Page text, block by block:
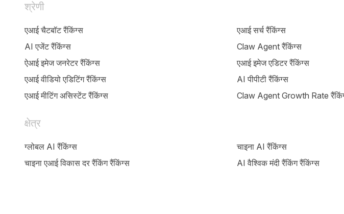
श्रेणी
एआई चैटबॉट रैंकिंग्स एआई सर्च रैंकिंग्स
AI एजेंट रैंकिंग्स
Claw Agent रैंकिंग्स
ऐआई इमेज जनरेटर रैंकिंग्स
एआई इमेज एडिटर रैंकिंग्स
एआई वीडियो एडिटिंग रैंकिंग्स
AI पीपीटी रैंकिंग्स
एआई मीटिंग असिस्टेंट रैंकिंग्स
Claw Agent Growth Rate
क्षेत्र
ग्लोबल AI रैंकिंग्स चाइना AI रैंकिंग्स
चाइना एआई विकास दर रैंकिंग रैंकिंग्स
AI वैश्विक मंदी रैंकिंग रैंकिंग्स